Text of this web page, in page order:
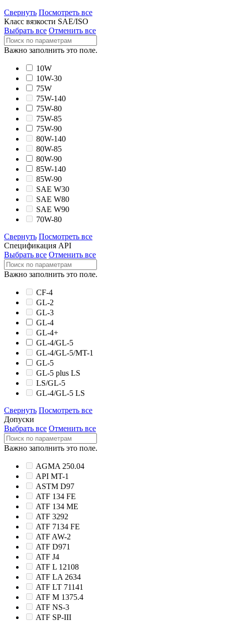
Свернуть Посмотреть все
Класс вязкости SAE/ISO
Выбрать все Отменить все
Важно заполнить это поле.
10W
10W-30
75W
75W-140
75W-80
75W-85
75W-90
80W-140
80W-85
80W-90
85W-140
85W-90
SAE W30
SAE W80
SAE W90
70W-80
Свернуть Посмотреть все
Спецификация API
Выбрать все Отменить все
Важно заполнить это поле.
CF-4
GL-2
GL-3
GL-4
GL-4+
GL-4/GL-5
GL-4/GL-5/MT-1
GL-5
GL-5 plus LS
LS/GL-5
GL-4/GL-5 LS
Свернуть Посмотреть все
Допуски
Выбрать все Отменить все
Важно заполнить это поле.
AGMA 250.04
API MT-1
ASTM D97
ATF 134 FE
ATF 134 ME
ATF 3292
ATF 7134 FE
ATF AW-2
ATF D971
ATF J4
ATF L 12108
ATF LA 2634
ATF LT 71141
ATF M 1375.4
ATF NS-3
ATF SP-III